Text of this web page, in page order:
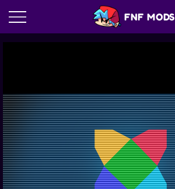
FNF MODS